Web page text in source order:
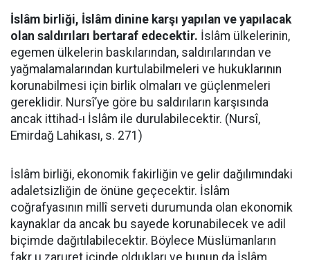
İslâm birliği, İslâm dinine karşı yapılan ve yapılacak
olan saldırıları bertaraf edecektir. İslâm ülkelerinin,
egemen ülkelerin baskılarından, saldırılarından ve
yağmalamalarından kurtulabilmeleri ve hukuklarının
korunabilmesi için birlik olmaları ve güçlenmeleri
gereklidir. Nursî’ye göre bu saldırıların karşısında
ancak ittihad-ı İslâm ile durulabilecektir. (Nursî,
Emirdağ Lahikası, s. 271)
İslâm birliği, ekonomik fakirliğin ve gelir dağılımındaki
adaletsizliğin de önüne geçecektir. İslâm
coğrafyasının millî serveti durumunda olan ekonomik
kaynaklar da ancak bu sayede korunabilecek ve adil
biçimde dağıtılabilecektir. Böylece Müslümanların
fakr u zaruret içinde oldukları ve bunun da İslâm